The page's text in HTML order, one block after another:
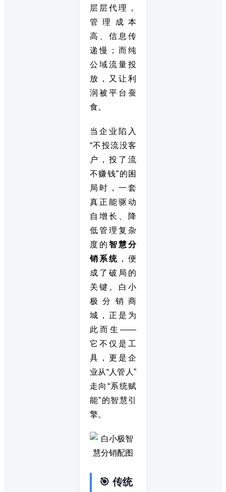
层层代理，
管理成本
高、信息传
递慢；而纯
公域流量投
放，又让利
润被平台蚕
食。
当企业陷入
“不投流没客
户，投了流
不赚钱”的困
局时，一套
真正能驱动
自增长、降
低管理复杂
度的 智慧分
销系统 ，便
成了破局的
关键。白小
极分销商
城，正是为
此而生——
它不仅是工
具，更是企
业从“人管人”
走向“系统赋
能”的智慧引
擎。
🎯 传统